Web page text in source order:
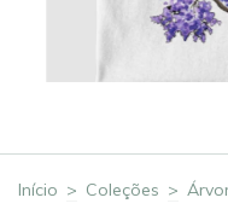
Início > Coleções >